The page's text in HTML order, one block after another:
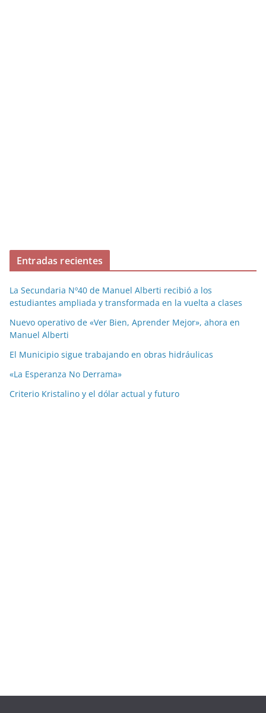
Entradas recientes
La Secundaria Nº40 de Manuel Alberti recibió a los
estudiantes ampliada y transformada en la vuelta a clases
Nuevo operativo de «Ver Bien, Aprender Mejor», ahora en
Manuel Alberti
El Municipio sigue trabajando en obras hidráulicas
«La Esperanza No Derrama»
Criterio Kristalino y el dólar actual y futuro